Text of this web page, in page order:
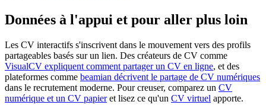
Données à l'appui et pour aller plus loin
Les CV interactifs s'inscrivent dans le mouvement vers des profils
partageables basés sur un lien. Des créateurs de CV comme
VisualCV expliquent comment partager un CV en ligne, et des
plateformes comme beamian décrivent le partage de CV numériques
dans le recrutement moderne. Pour creuser, comparez un CV
numérique et un CV papieret lisez ce qu'un CV virtuel apporte.